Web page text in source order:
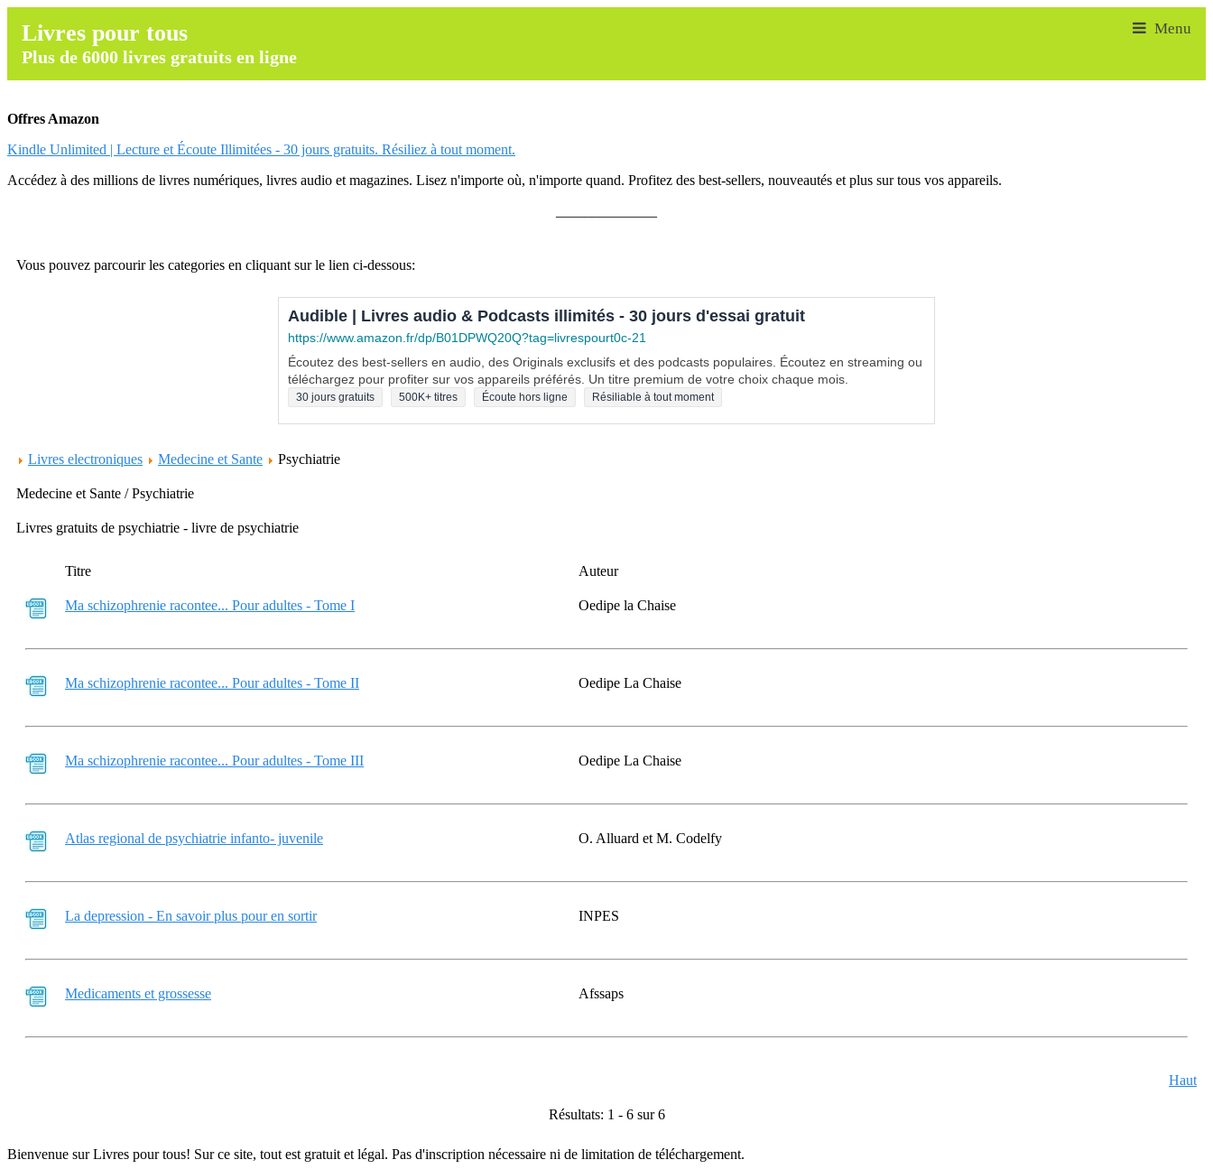
Livres pour tous
Plus de 6000 livres gratuits en ligne
Offres Amazon
Kindle Unlimited | Lecture et Écoute Illimitées - 30 jours gratuits. Résiliez à tout moment.
Accédez à des millions de livres numériques, livres audio et magazines. Lisez n'importe où, n'importe quand. Profitez des best-sellers, nouveautés et plus sur tous vos appareils.
Vous pouvez parcourir les categories en cliquant sur le lien ci-dessous:
Audible | Livres audio & Podcasts illimités - 30 jours d'essai gratuit
https://www.amazon.fr/dp/B01DPWQ20Q?tag=livrespourt0c-21
Écoutez des best-sellers en audio, des Originals exclusifs et des podcasts populaires. Écoutez en streaming ou
téléchargez pour profiter sur vos appareils préférés. Un titre premium de votre choix chaque mois.
30 jours gratuits 500K+ titres Écoute hors ligne Résiliable à tout moment
Livres electroniques Medecine et Sante Psychiatrie
Medecine et Sante / Psychiatrie
Livres gratuits de psychiatrie - livre de psychiatrie
Titre Auteur
Ma schizophrenie racontee... Pour adultes - Tome I Oedipe la Chaise
Ma schizophrenie racontee... Pour adultes - Tome II Oedipe La Chaise
Ma schizophrenie racontee... Pour adultes - Tome III Oedipe La Chaise
Atlas regional de psychiatrie infanto- juvenile O. Alluard et M. Codelfy
La depression - En savoir plus pour en sortir INPES
Medicaments et grossesse Afssaps
Haut
Résultats: 1 - 6 sur 6
Bienvenue sur Livres pour tous! Sur ce site, tout est gratuit et légal. Pas d'inscription nécessaire ni de limitation de téléchargement.